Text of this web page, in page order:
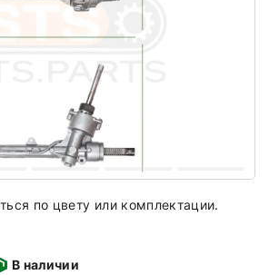
по цвету или комплектации.
В наличии